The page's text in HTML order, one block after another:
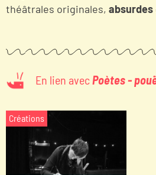
théâtrales originales, absurdes
En lien avecPoètes -
Créations